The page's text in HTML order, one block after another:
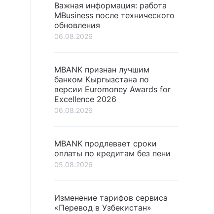
Важная информация: работа
MBusiness после технического
обновления
06.08.2026
MBANK признан лучшим
банком Кыргызстана по
версии Euromoney Awards for
Excellence 2026
06.08.2026
MBANK продлевает сроки
оплаты по кредитам без пени
05.08.2026
Изменение тарифов сервиса
«Перевод в Узбекистан»